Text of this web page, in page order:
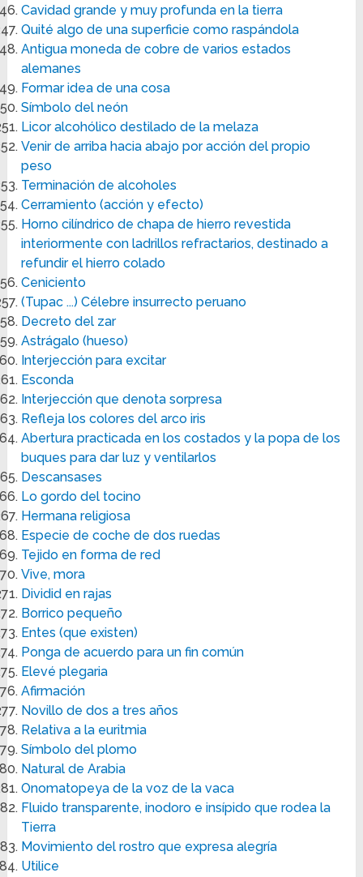
Cavidad grande y muy profunda en la tierra
Quité algo de una superficie como raspándola
Antigua moneda de cobre de varios estados
alemanes
Formar idea de una cosa
Símbolo del neón
Licor alcohólico destilado de la melaza
Venir de arriba hacia abajo por acción del propio
peso
Terminación de alcoholes
Cerramiento (acción y efecto)
Horno cilíndrico de chapa de hierro revestida
interiormente con ladrillos refractarios, destinado a
refundir el hierro colado
Ceniciento
(Tupac ...) Célebre insurrecto peruano
Decreto del zar
Astrágalo (hueso)
Interjección para excitar
Esconda
Interjección que denota sorpresa
Refleja los colores del arco iris
Abertura practicada en los costados y la popa de los
buques para dar luz y ventilarlos
Descansases
Lo gordo del tocino
Hermana religiosa
Especie de coche de dos ruedas
Tejido en forma de red
Vive, mora
Dividid en rajas
Borrico pequeño
Entes (que existen)
Ponga de acuerdo para un fin común
Elevé plegaria
Afirmación
Novillo de dos a tres años
Relativa a la euritmia
Símbolo del plomo
Natural de Arabia
Onomatopeya de la voz de la vaca
Fluido transparente, inodoro e insípido que rodea la
Tierra
Movimiento del rostro que expresa alegría
Utilice